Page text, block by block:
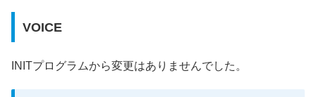
VOICE
INITプログラムから変更はありませんでした。